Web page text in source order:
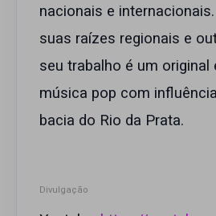
nacionais e
suas raízes regionais e
seu trabalho é um original
música pop com
bacia do Rio da Prata.
Divulgação